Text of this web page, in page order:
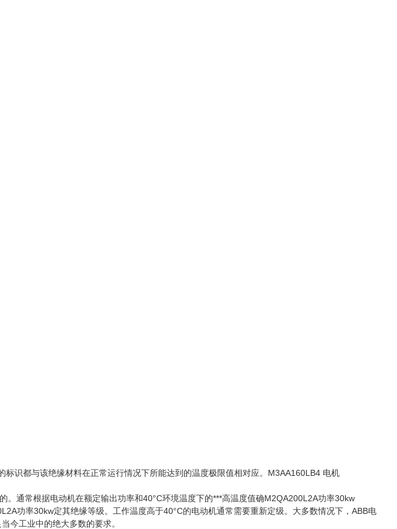
识都与该绝缘材料在正常运行情况下所能达到的温度极限值相对应。M3AA160LB4 电机
。通常根据电动机在额定输出功率和40°C环境温度下的***高温度值确M2QA200L2A功率30kw
功率30kw定其绝缘等级。工作温度高于40°C的电动机通常需要重新定级。大多数情况下，ABB电
今工业中的绝大多数的要求。